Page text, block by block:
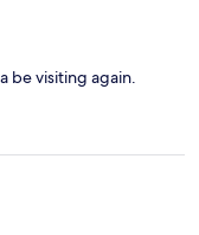
be visiting again.